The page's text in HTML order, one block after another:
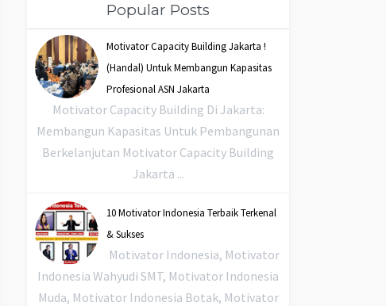
Popular Posts
Motivator Capacity Building Jakarta !
(Handal) Untuk Membangun Kapasitas
Profesional ASN Jakarta
Motivator Capacity Building Di Jakarta:
Membangun Kapasitas Untuk Pembangunan
Berkelanjutan Motivator Capacity Building
Jakarta ...
10 Motivator Indonesia Terbaik Terkenal
& Sukses
Motivator Indonesia, Motivator
Indonesia Wahyudi SMT, Motivator Indonesia
Muda, Motivator Indonesia Botak, Motivator